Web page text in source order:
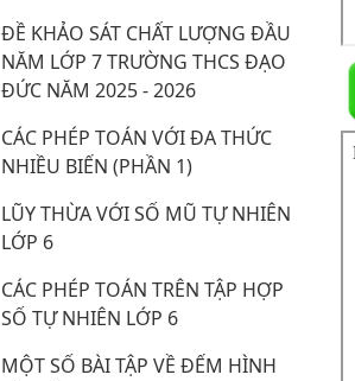
ĐỀ KHẢO SÁT CHẤT LƯỢNG ĐẦU
NĂM LỚP 7 TRƯỜNG THCS ĐẠO
ĐỨC NĂM 2025 - 2026
CÁC PHÉP TOÁN VỚI ĐA THỨC
NHIỀU BIẾN (PHẦN 1)
LŨY THỪA VỚI SỐ MŨ TỰ NHIÊN
LỚP 6
CÁC PHÉP TOÁN TRÊN TẬP HỢP
SỐ TỰ NHIÊN LỚP 6
MỘT SỐ BÀI TẬP VỀ ĐẾM HÌNH